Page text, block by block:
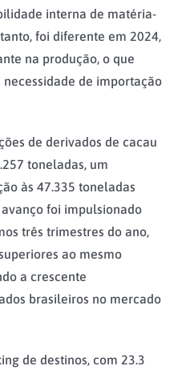
interna de matéria-
foi diferente em 2024,
na produção, o que
de importação
de derivados de cacau
toneladas, um
às 47.335 toneladas
foi impulsionado
três trimestres do ano,
ao mesmo
a crescente
brasileiros no mercado
de destinos, com 23.3